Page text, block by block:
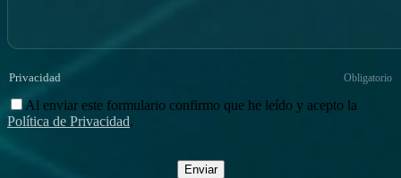
Privacidad Obligatorio
Al enviar este formulario confirmo que he leído y acepto la
Política de Privacidad.
Enviar